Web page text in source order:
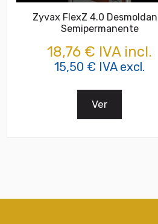
Zyvax FlexZ 4.0
Semipermanente
18,76 € IVA incl.
15,50 € IVA excl.
Ver